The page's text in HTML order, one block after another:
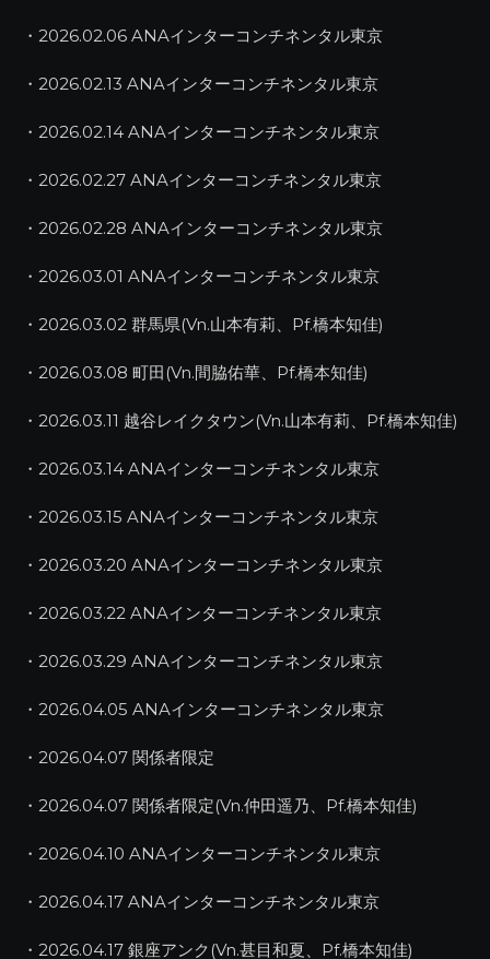
・2026.02.06 ANAインターコンチネンタル東京
・2026.02.13 ANAインターコンチネンタル東京
・2026.02.14 ANAインターコンチネンタル東京
・2026.02.27 ANAインターコンチネンタル東京
・2026.02.28 ANAインターコンチネンタル東京
・2026.03.01 ANAインターコンチネンタル東京
・2026.03.02 群馬県(Vn.山本有莉、Pf.橋本知佳)
・2026.03.08 町田(Vn.間脇佑華、Pf.橋本知佳)
・2026.03.11 越谷レイクタウン(Vn.山本有莉、Pf.橋本知佳)
・2026.03.14 ANAインターコンチネンタル東京
・2026.03.15 ANAインターコンチネンタル東京
・2026.03.20 ANAインターコンチネンタル東京
・2026.03.22 ANAインターコンチネンタル東京
・2026.03.29 ANAインターコンチネンタル東京
・2026.04.05 ANAインターコンチネンタル東京
・2026.04.07 関係者限定
・2026.04.07 関係者限定(Vn.仲田遥乃、Pf.橋本知佳)
・2026.04.10 ANAインターコンチネンタル東京
・2026.04.17 ANAインターコンチネンタル東京
・2026.04.17 銀座アンク(Vn.甚目和夏、Pf.橋本知佳)